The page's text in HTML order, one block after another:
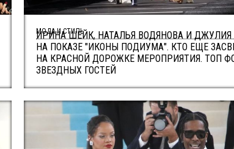
ИРИНА ШЕЙК, НАТАЛЬЯ ВОДЯНОВА И ДЖУЛИЯ
НА ПОКАЗЕ "ИКОНЫ ПОДИУМА". КТО ЕЩЕ
НА КРАСНОЙ ДОРОЖКЕ МЕРОПРИЯТИЯ. ТОП
ЗВЕЗДНЫХ ГОСТЕЙ
МОДА И СТИЛЬ